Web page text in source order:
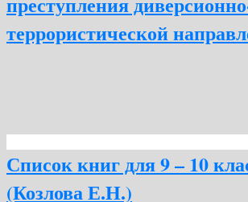
террористической
Список книг для 9 – 10
(Козлова Е.Н.)